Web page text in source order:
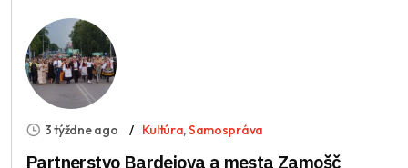
3 týždne ago Kultúra,Samospráva
Partnerstvo Bardejova a mesta Zamošč